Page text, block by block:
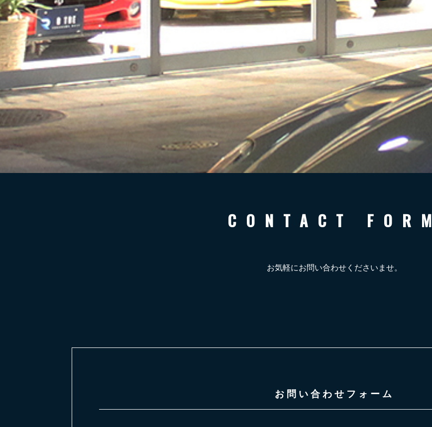
CONTACT FORM
お気軽にお問い合わせくださいませ。
お問い合わせフォーム